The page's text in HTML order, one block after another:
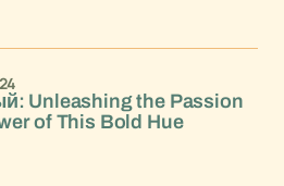
Unleashing the Passion
of This Bold Hue